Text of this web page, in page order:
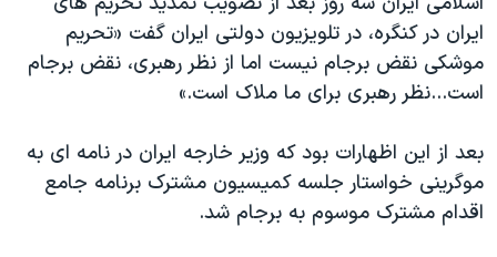
ایران در کنگره، در تلویزیون دولتی ایران گفت «تحریم
موشکی نقض برجام نیست اما از نظر رهبری،‌ نقض برجام
است...نظر رهبری برای ما ملاک است.»
بعد از این اظهارات بود که وزیر خارجه ایران در نامه ای به
موگرینی خواستار جلسه کمیسیون مشترک برنامه جامع
اقدام مشترک موسوم به برجام شد.